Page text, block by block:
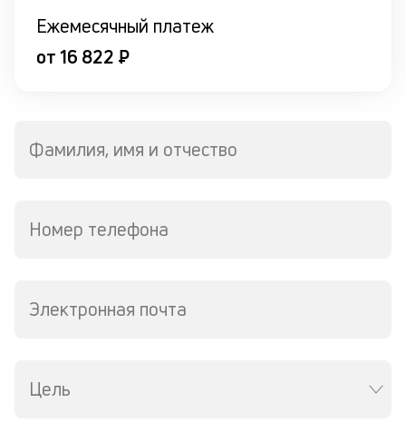
Ежемесячный платеж
от 16 822 ₽
Фамилия, имя и отчество
Номер телефона
Электронная почта
Цель